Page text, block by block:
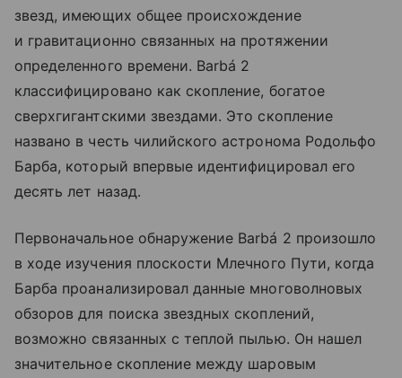
звезд, имеющих общее происхождение
и гравитационно связанных на протяжении
определенного времени. Barbá 2
классифицировано как скопление, богатое
сверхгигантскими звездами. Это скопление
названо в честь чилийского астронома Родольфо
Барба, который впервые идентифицировал его
десять лет назад.
Первоначальное обнаружение Barbá 2 произошло
в ходе изучения плоскости Млечного Пути, когда
Барба проанализировал данные многоволновых
обзоров для поиска звездных скоплений,
возможно связанных с теплой пылью. Он нашел
значительное скопление между шаровым